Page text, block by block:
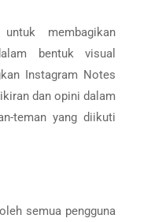
membagikan
bentuk visual
Instagram Notes
dan opini dalam
teman yang diikuti
semua pengguna